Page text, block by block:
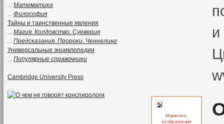
... Математика
... Философия
Тайны и таинственные явления
... Магия. Колдовство. Суеверия
... Предсказания. Пророки. Ченнелинг
Универсальные энциклопедии
... Популярные справочники
Cambridge University Press
и